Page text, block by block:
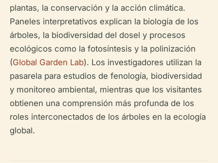
plantas, la conservación y la acción climática.
Paneles interpretativos explican la biología de los
árboles, la biodiversidad del dosel y procesos
ecológicos como la fotosíntesis y la polinización
(Global Garden Lab). Los investigadores utilizan la
pasarela para estudios de fenología, biodiversidad
y monitoreo ambiental, mientras que los visitantes
obtienen una comprensión más profunda de los
roles interconectados de los árboles en la ecología
global.